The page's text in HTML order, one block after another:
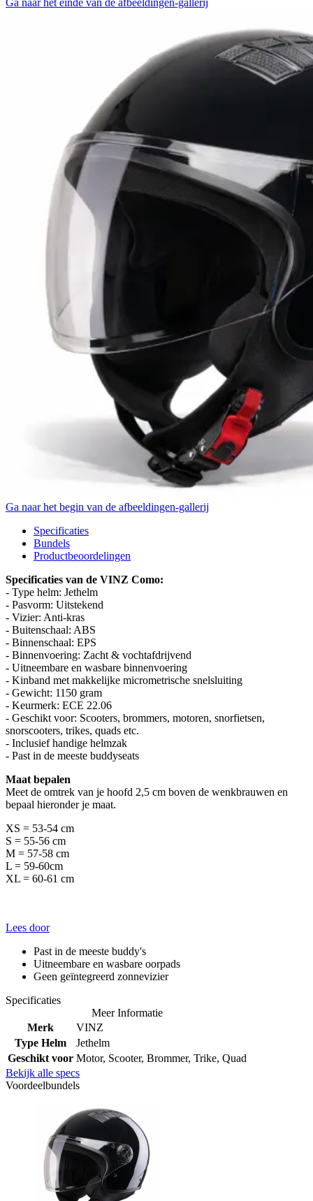
Ga naar het begin van de afbeeldingen-gallerij
Specificaties
Bundels
Productbeoordelingen
Specificaties van de VINZ Como:
- Type helm: Jethelm
- Pasvorm: Uitstekend
- Vizier: Anti-kras
- Buitenschaal: ABS
- Binnenschaal: EPS
- Binnenvoering: Zacht & vochtafdrijvend
- Uitneembare en wasbare binnenvoering
- Kinband met makkelijke micrometrische snelsluiting
- Gewicht: 1150 gram
- Keurmerk: ECE 22.06
- Geschikt voor: Scooters, brommers, motoren, snorfietsen,
snorscooters, trikes, quads etc.
- Inclusief handige helmzak
- Past in de meeste buddyseats
Maat bepalen
Meet de omtrek van je hoofd 2,5 cm boven de wenkbrauwen en
bepaal hieronder je maat.
XS = 53-54 cm
S = 55-56 cm
M = 57-58 cm
L = 59-60cm
XL = 60-61 cm
Lees door
Past in de meeste buddy's
Uitneembare en wasbare oorpads
Geen geïntegreerd zonnevizier
Specificaties
Meer Informatie
Merk
VINZ
Type Helm
Jethelm
Geschikt voor Motor, Scooter, Brommer, Trike, Quad
Bekijk alle specs
Voordeelbundels